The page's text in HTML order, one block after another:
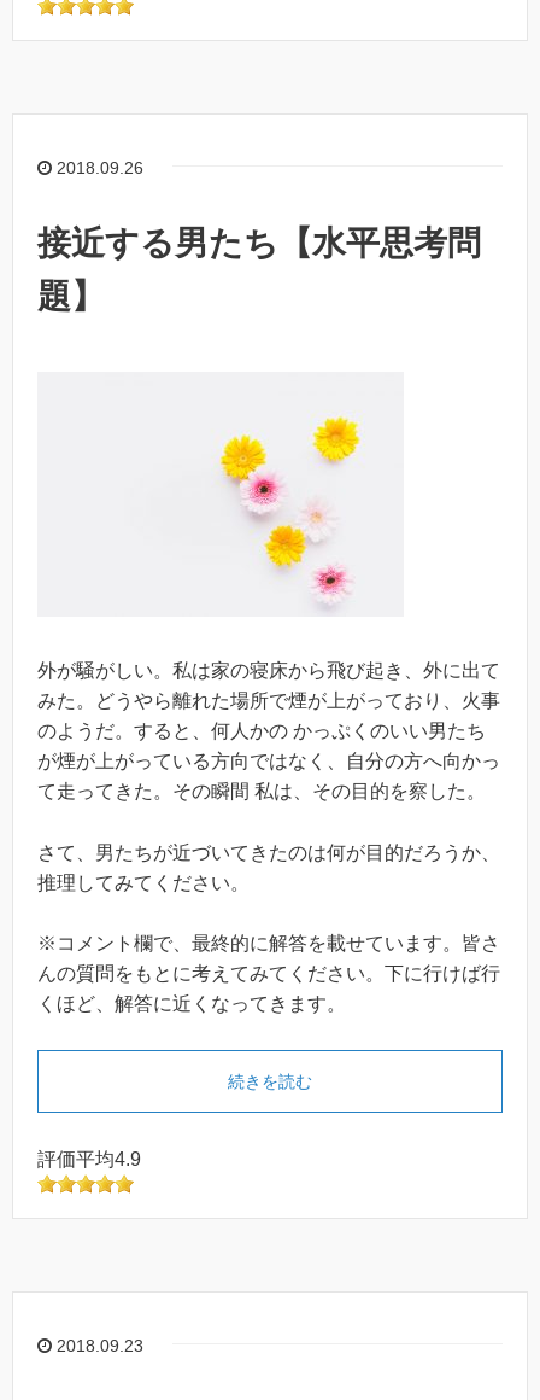
2018.09.26
接近する男たち【水平思考問
題】
外が騒がしい。私は家の寝床から飛び起き、外に出て
みた。どうやら離れた場所で煙が上がっており、火事
のようだ。すると、何人かの かっぷくのいい男たち
が煙が上がっている方向ではなく、自分の方へ向かっ
て走ってきた。その瞬間 私は、その目的を察した。
さて、男たちが近づいてきたのは何が目的だろうか、
推理してみてください。
※コメント欄で、最終的に解答を載せています。皆さ
んの質問をもとに考えてみてください。下に行けば行
くほど、解答に近くなってきます。
続きを読む
評価平均4.9
2018.09.23